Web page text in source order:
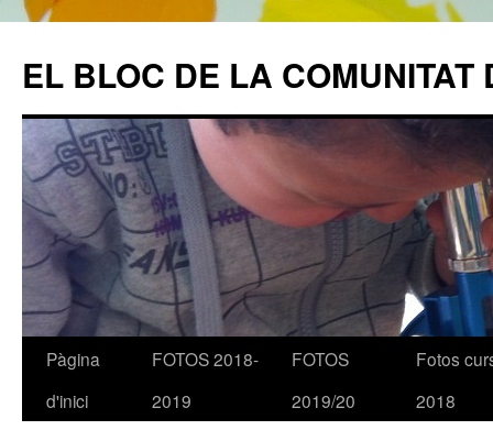
EL BLOC DE LA COMUNITAT
Vés
Pàgina
d'inici
FOTOS 2018-
2019
FOTOS
2019/20
Fotos
2018